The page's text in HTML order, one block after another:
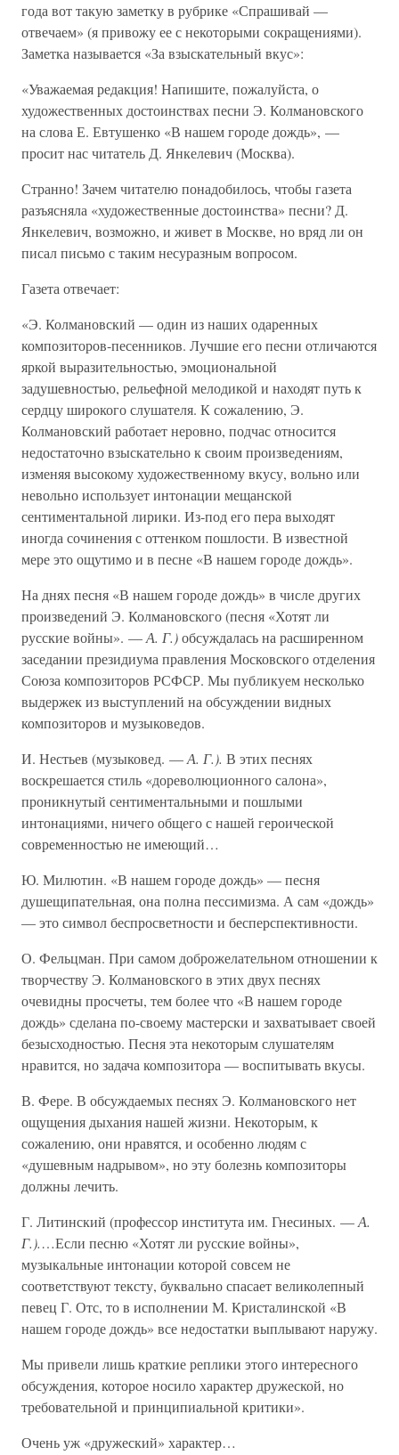
года вот такую заметку в рубрике «Спрашивай —
отвечаем» (я привожу ее с некоторыми сокращениями).
Заметка называется «За взыскательный вкус»:
«Уважаемая редакция! Напишите, пожалуйста, о
художественных достоинствах песни Э. Колмановского
на слова Е. Евтушенко «В нашем городе дождь», —
просит нас читатель Д. Янкелевич (Москва).
Странно! Зачем читателю понадобилось, чтобы газета
разъясняла «художественные достоинства» песни? Д.
Янкелевич, возможно, и живет в Москве, но вряд ли он
писал письмо с таким несуразным вопросом.
Газета отвечает:
«Э. Колмановский — один из наших одаренных
композиторов-песенников. Лучшие его песни отличаются
яркой выразительностью, эмоциональной
задушевностью, рельефной мелодикой и находят путь к
сердцу широкого слушателя. К сожалению, Э.
Колмановский работает неровно, подчас относится
недостаточно взыскательно к своим произведениям,
изменяя высокому художественному вкусу, вольно или
невольно использует интонации мещанской
сентиментальной лирики. Из-под его пера выходят
иногда сочинения с оттенком пошлости. В известной
мере это ощутимо и в песне «В нашем городе дождь».
На днях песня «В нашем городе дождь» в числе других
произведений Э. Колмановского (песня «Хотят ли
русские войны». —А. Г.)обсуждалась на расширенном
заседании президиума правления Московского отделения
Союза композиторов РСФСР. Мы публикуем несколько
выдержек из выступлений на обсуждении видных
композиторов и музыковедов.
И. Нестьев (музыковед. —А. Г.). В этих песнях
воскрешается стиль «дореволюционного салона»,
проникнутый сентиментальными и пошлыми
интонациями, ничего общего с нашей героической
современностью не имеющий…
Ю. Милютин. «В нашем городе дождь» — песня
душещипательная, она полна пессимизма. А сам «дождь»
— это символ беспросветности и бесперспективности.
О. Фельцман. При самом доброжелательном отношении к
творчеству Э. Колмановского в этих двух песнях
очевидны просчеты, тем более что «В нашем городе
дождь» сделана по-своему мастерски и захватывает своей
безысходностью. Песня эта некоторым слушателям
нравится, но задача композитора — воспитывать вкусы.
В. Фере. В обсуждаемых песнях Э. Колмановского нет
ощущения дыхания нашей жизни. Некоторым, к
сожалению, они нравятся, и особенно людям с
«душевным надрывом», но эту болезнь композиторы
должны лечить.
Г. Литинский (профессор института им. Гнесиных. —А.
Г.).…Если песню «Хотят ли русские войны»,
музыкальные интонации которой совсем не
соответствуют тексту, буквально спасает великолепный
певец Г. Отс, то в исполнении М. Кристалинской «В
нашем городе дождь» все недостатки выплывают наружу.
Мы привели лишь краткие реплики этого интересного
обсуждения, которое носило характер дружеской, но
требовательной и принципиальной критики».
Очень уж «дружеский» характер…